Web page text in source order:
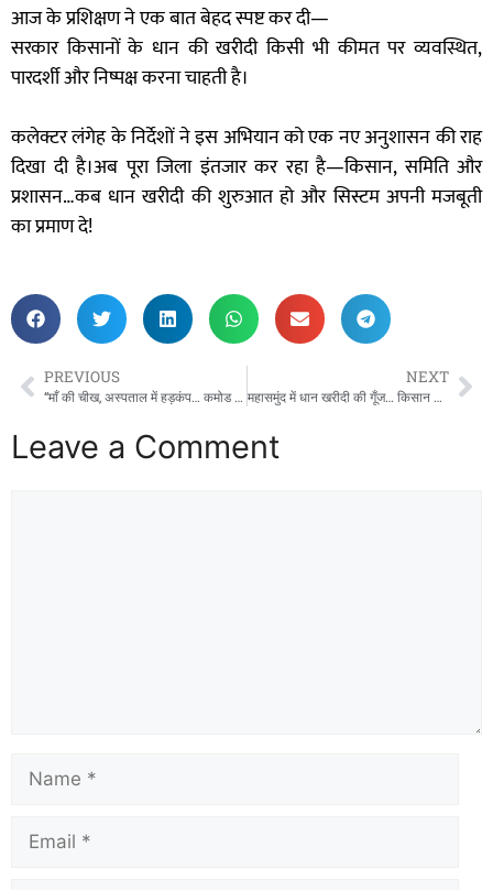
आज के प्रशिक्षण ने एक बात बेहद स्पष्ट कर दी—
सरकार किसानों के धान की खरीदी किसी भी कीमत पर व्यवस्थित,
पारदर्शी और निष्पक्ष करना चाहती है।
कलेक्टर लंगेह के निर्देशों ने इस अभियान को एक नए अनुशासन की राह
दिखा दी है।अब पूरा जिला इंतजार कर रहा है—किसान, समिति और
प्रशासन…कब धान खरीदी की शुरुआत हो और सिस्टम अपनी मजबूती
का प्रमाण दे!
PREVIOUS
“माँ की चीख, अस्पताल में हड़कंप… कमोड में मिला नवजात! टूटे हुए टॉयलेट से निकलती जिंदगी की कराह”
NEXT
महासमुंद में धान खरीदी की गूँज… किसान कांग्रेस ने खड़ा किया अब तक का सबसे बड़ा सुरक्षा कवच! मानिक साहू
Leave a Comment